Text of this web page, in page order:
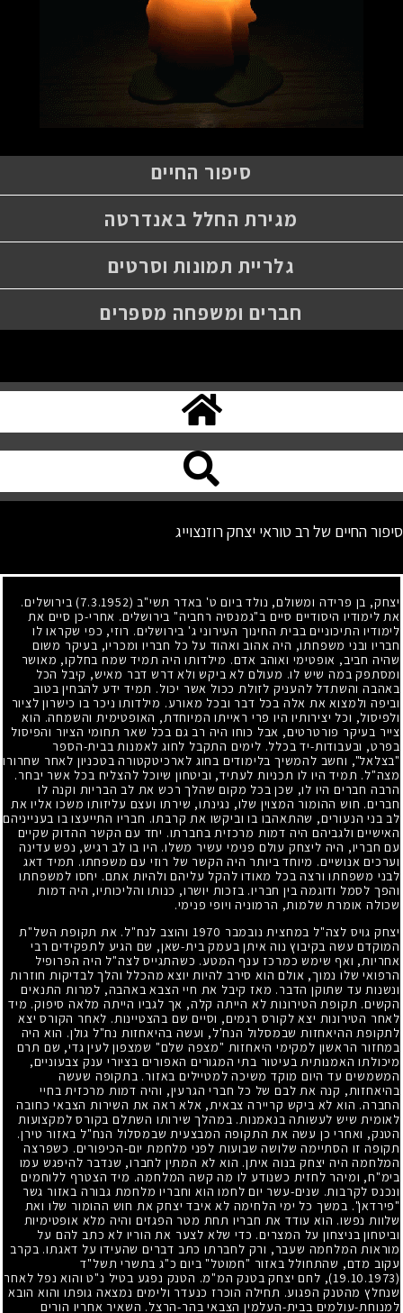
סיפור החיים
מגירת החלל באנדרטה
גלריית תמונות וסרטים
חברים ומשפחה מספרים
סיפור החיים של רב טוראי יצחק רוזנצוייג
יצחק, בן פרידה ומשולם, נולד ביום ט' באדר תשי"ב (7.3.1952)
בירושלים.
את לימודיו היסודיים סיים ב"גמנסיה רחביה" בירושלים. אחרי-כן סיים את
לימודיו התיכוניים בבית החינוך העירוני ג' בירושלים. רוזי, כפי שקראו לו
חבריו ובני משפחתו, היה אהוב ואהוד על כל חבריו ומכריו, בעיקר משום
שהיה חביב, אופטימי ואוהב אדם. מילדותו היה תמיד שמח בחלקו, מאושר
ומסתפק במה שיש לו. מעולם לא ביקש ולא דרש דבר מאיש, קיבל הכל
באהבה והשתדל להעניק לזולת ככול אשר יכול. תמיד ידע להבחין בטוב
וביפה ולמצוא את אלה בכל דבר ובכל מאורע. מילדותו ניכר בו כישרון לציור
ולפיסול, וכל יצירותיו היו פרי ראייתו המיוחדת, האופטימית והשמחה. הוא
צייר בעיקר פורטרטים, אבל כוחו היה רב גם בכל שאר תחומי הציור והפיסול
בפרט, ובעבודות-יד בכלל. לימים התקבל לחוג לאמנות בבית-הספר
"בצלאל", וחשב להמשיך בלימודים בחוג לארכיטקטורה בטכניון לאחר שחרורו
מצה"ל. תמיד היו לו תכניות לעתיד, וביטחון שיוכל להצליח בכל אשר יבחר.
הרבה חברים היו לו, שכן בכל מקום שהלך רכש את לב הבריות וקנה לו
חברים. חוש ההומור המצוין שלו, נגינתו, שירתו ועצם עליזותו משכו אליו את
לב בני הנעורים, שהתאהבו בו וביקשו את קרבתו. חבריו התייעצו בו בענייניהם
האישיים ולגביהם היה דמות מרכזית בחברתו. יחד עם הקשר ההדוק שקיים
עם חבריו, היה ליצחק עולם פנימי עשיר משלו. היו בו לב רגיש, נפש עדינה
וערכים אנושיים. מיוחד ביותר היה הקשר של רוזי עם משפחתו. תמיד דאג
לבני משפחתו ורצה בכל מאודו להקל עליהם ולהיות אתם. יחסו למשפחתו
והפך לסמל ודוגמה בין חבריו. בזכות יושרו, כנותו והליכותיו, היה דמות
שכולה אומרת שלמות, הרמוניה ויופי פנימי.
יצחק גויס לצה"ל במחצית נובמבר 1970 והוצב לנח"ל. את תקופת השל"ת
המוקדם עשה בקיבוץ נוה איתן בעמק בית-שאן, שם הגיע לתפקידים רבי
אחריות, ואף שימש כמרכז ענף המטע. כשהתגייס לצה"ל היה הפרופיל
הרפואי שלו נמוך, אולם הוא סירב להיות יוצא מהכלל והלך לבדיקות חוזרות
ונשנות עד שתוקן הדבר. מאז קיבל את חיי הצבא באהבה, למרות התנאים
הקשים. תקופת הטירונות לא הייתה קלה, אך לגביו הייתה מלאה סיפוק. מיד
לאחר הטירונות יצא לקורס רגמים, וסיים שם בהצטיינות. לאחר הקורס יצא
לתקופת ההיאחזות שבמסלול הנח'ל, ועשה בהיאחזות נח"ל גולן. הוא היה
במחזור הראשון למקימי היאחזות "מצפה שלם" שמצפון לעין גדי, שם תרם
מיכולתו האמנותית בעיטור בתי המגורים האפורים בציורי ענק צבעוניים,
המשמשים עד היום מוקד משיכה למטיילים באזור. בתקופה שעשה
בהיאחזות, קנה את לבם של כל חברי הגרעין, והיה דמות מרכזית בחיי
החברה. הוא לא ביקש קריירה צבאית, אלא ראה את השירות הצבאי כחובה
לאומית שיש לעשותה בנאמנות. במהלך שירותו השתלם בקורס למקצועות
הטנק, ואחרי כן עשה את התקופה המבצעית שבמסלול הנח"ל באזור טירן.
תקופה זו הסתיימה שלושה שבועות לפני מלחמת יום-הכיפורים. כשפרצה
המלחמה היה יצחק בנוה איתן. הוא לא המתין לחברו, שנדבר להיפגש עמו
בימ"ח, ומיהר לחזית כשנודע לו מה קשה המלחמה. מיד הצטרף ללוחמים
ונכנס לקרבות. שנים-עשר יום לחמו הוא וחבריו מלחמת גבורה באזור גשר
"פירדאן". במשך כל ימי הלחימה לא איבד יצחק את חוש ההומור שלו ואת
שלוות נפשו. הוא עודד את חבריו תחת מטר הפגזים והיה מלא אופטימיות
וביטחון בניצחון על המצרים. כדי שלא לצער את הוריו לא כתב להם על
מוראות המלחמה שעבר, ורק לחברתו כתב דברים שהעידו על דאגתו. בקרב
עקוב מדם, שהתחולל באזור "חמוטל" ביום כ"ג בתשרי תשל"ד
(19.10.1973)
, לחם יצחק בטנק המ"מ. הטנק נפגע בטיל נ"ט והוא נפל לאחר
שנחלץ מהטנק הפגוע. תחילה הוכרז כנעדר ולימים נמצאה גופתו והוא הובא
למנוחת-עולמים בבית-העלמין הצבאי בהר-הרצל. השאיר אחריו הורים